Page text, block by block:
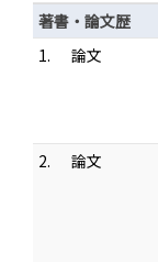
著書・論文歴
1.
論文
2.
論文